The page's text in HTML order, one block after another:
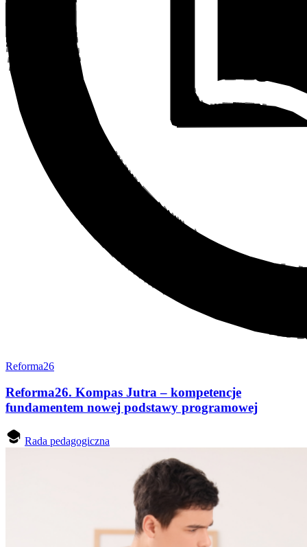
Reforma26
Reforma26. Kompas Jutra – kompetencje
fundamentem nowej podstawy programowej
Rada pedagogiczna